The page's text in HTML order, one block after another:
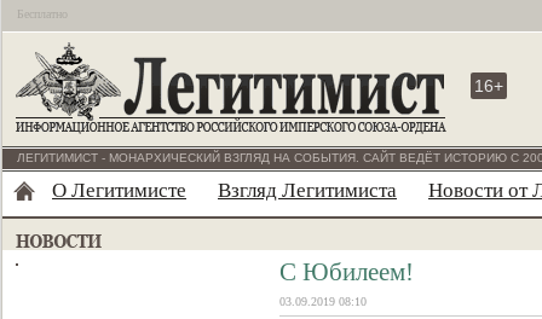
Бесплатно
16+
ЛЕГИТИМИСТ - МОНАРХИЧЕСКИЙ ВЗГЛЯД НА СОБЫТИЯ. САЙТ ВЕДЁТ ИСТОРИЮ С
О Легитимисте Взгляд Легитимиста Новости от
С Юбилеем!
03.09.2019 08:10